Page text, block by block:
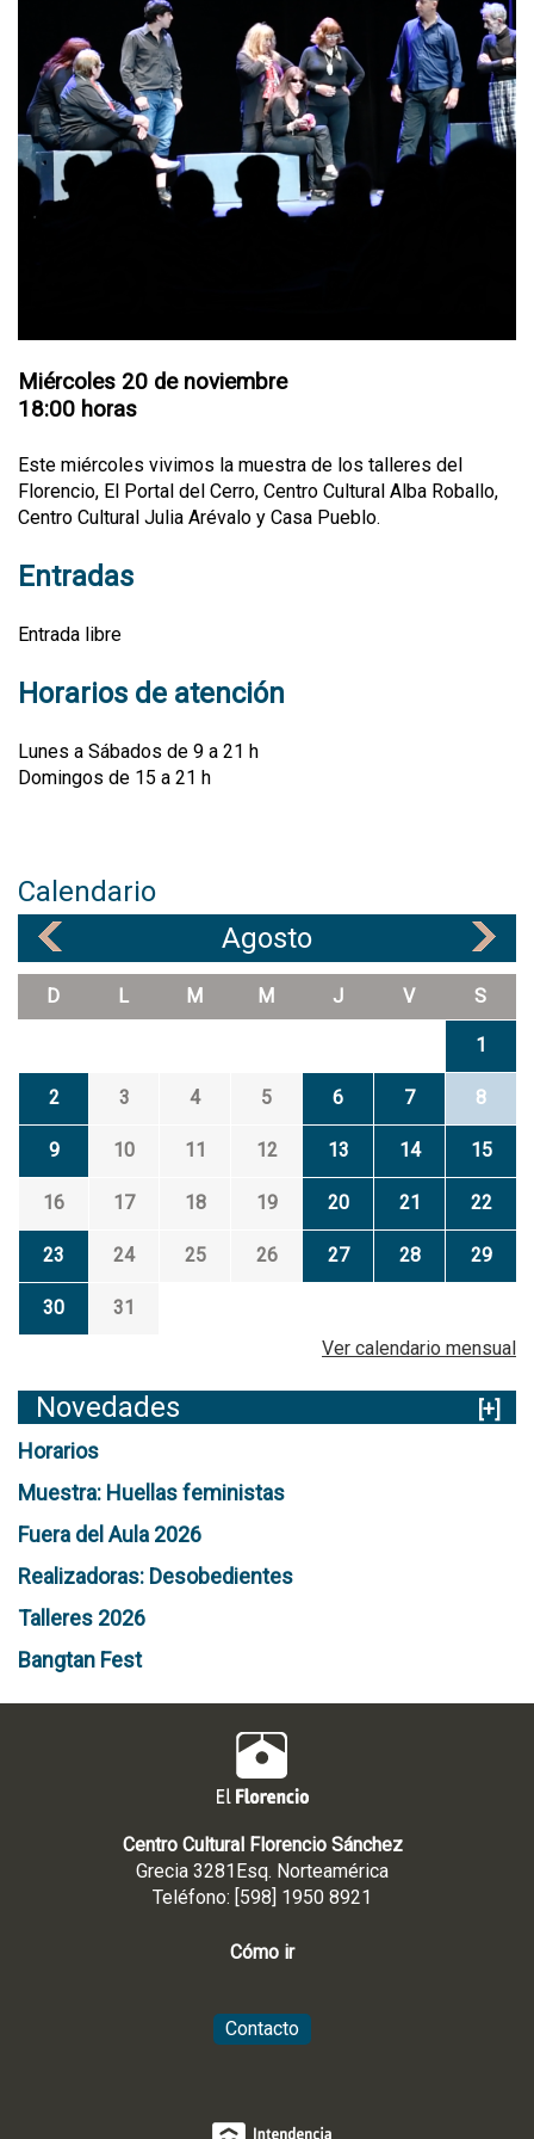
Miércoles 20 de noviembre
18:00 horas
Este miércoles vivimos la muestra de los talleres del
Florencio, El Portal del Cerro, Centro Cultural Alba Roballo,
Centro Cultural Julia Arévalo y Casa Pueblo.
Entradas
Entrada libre
Horarios de atención
Lunes a Sábados de 9 a 21 h
Domingos de 15 a 21 h
Calendario
Agosto
D L M M J V S
1
2 3 4 5 6 7 8
9 10 11 12 13 14 15
16 17 18 19 20 21 22
23 24 25 26 27 28 29
30
31
Ver calendario mensual
Novedades
[+]
Horarios
Muestra: Huellas feministas
Fuera del Aula 2026
Realizadoras: Desobedientes
Talleres 2026
Bangtan Fest
Centro Cultural Florencio Sánchez
Grecia 3281Esq. Norteamérica
Teléfono: [598] 1950 8921
Cómo ir
Contacto